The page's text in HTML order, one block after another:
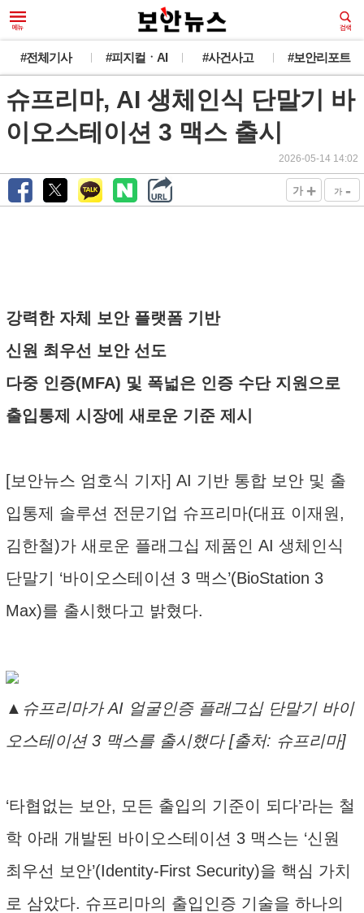
#전체기사 #피지컬ㆍAI #사건사고 #보안리포트
슈프리마, AI 생체인식 단말기 바
이오스테이션 3 맥스 출시
2026-05-14 14:02
가 + 가 -
강력한 자체 보안 플랫폼 기반
신원 최우선 보안 선도
다중 인증(MFA) 및 폭넓은 인증 수단 지원으로
출입통제 시장에 새로운 기준 제시
[보안뉴스 엄호식 기자] AI 기반 통합 보안 및 출
입통제 솔루션 전문기업 슈프리마(대표 이재원,
김한철)가 새로운 플래그십 제품인 AI 생체인식
단말기 ‘바이오스테이션 3 맥스’(BioStation 3
Max)를 출시했다고 밝혔다.
▲슈프리마가 AI 얼굴인증 플래그십 단말기 바이
오스테이션 3 맥스를 출시했다 [출처: 슈프리마]
‘타협없는 보안, 모든 출입의 기준이 되다’라는 철
학 아래 개발된 바이오스테이션 3 맥스는 ‘신원
최우선 보안’(Identity-First Security)을 핵심 가치
로 삼았다. 슈프리마의 출입인증 기술을 하나의